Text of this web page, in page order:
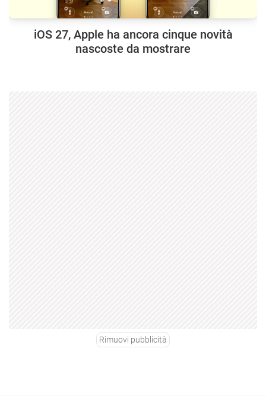
iOS 27, Apple ha ancora cinque novità
nascoste da mostrare
Rimuovi pubblicità